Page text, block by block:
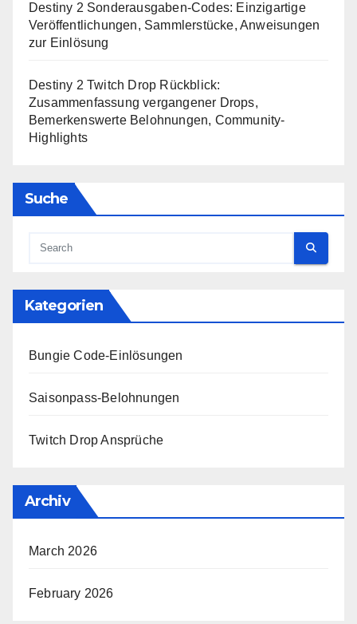
Destiny 2 Sonderausgaben-Codes: Einzigartige
Veröffentlichungen, Sammlerstücke, Anweisungen
zur Einlösung
Destiny 2 Twitch Drop Rückblick:
Zusammenfassung vergangener Drops,
Bemerkenswerte Belohnungen, Community-
Highlights
Suche
Kategorien
Bungie Code-Einlösungen
Saisonpass-Belohnungen
Twitch Drop Ansprüche
Archiv
March 2026
February 2026